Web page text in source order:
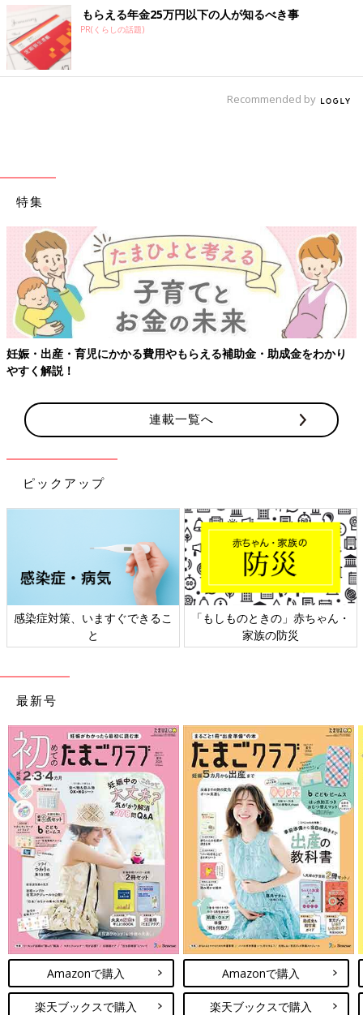
もらえる年金25万円以下の人が知るべき事
PR(くらしの話題)
Recommended by
特集
かる費用やもらえる補助金・助成金をわかり 【ワクチン接種でき
連載一覧へ
ピックアップ
すぐできるこ
「もしものときの」赤ちゃん・
日本外来小児科
最新号
Amazonで購入
楽天ブックスで購入
Amazonで購入
楽天ブックスで購入